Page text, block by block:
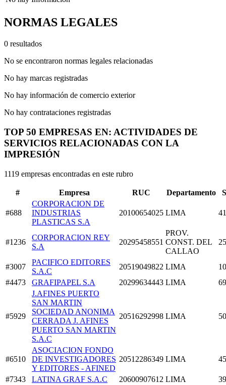
NORMAS LEGALES
0 resultados
No se encontraron normas legales relacionadas
No hay marcas registradas
No hay información de comercio exterior
No hay contrataciones registradas
TOP 50 EMPRESAS EN: ACTIVIDADES DE
SERVICIOS RELACIONADAS CON LA
IMPRESIÓN
1119 empresas encontradas en este rubro
# Empresa RUC Departamento
#688
CORPORACION DE
INDUSTRIAS
PLASTICAS S.A
20100654025 LIMA
#1236
CORPORACION REY
S.A
20295458551
PROV.
CONST. DEL
CALLAO
#3007
PACIFICO EDITORES
S.A.C
20519049822 LIMA
#4473
GRAFIPAPEL S.A 20299634443 LIMA
#5929
J.AFINES PUERTO
SAN MARTIN
SOCIEDAD ANONIMA
CERRADA J. AFINES
PUERTO SAN MARTIN
S.A.C
20516292998 LIMA
#6510
ASOCIACION FONDO
DE INVESTIGADORES
Y EDITORES - AFINED
20512286349 LIMA
#7343 LATINA GRAF S.A.C 20600907612 LIMA